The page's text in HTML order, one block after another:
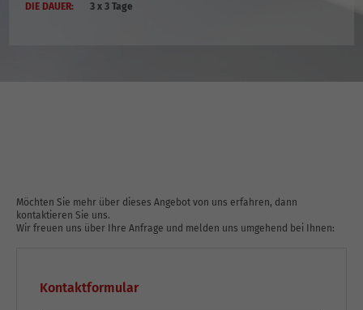
DIE DAUER: 3 x 3 Tage
Möchten Sie mehr über dieses Angebot von uns erfahren, dann
kontaktieren Sie uns.
Wir freuen uns über Ihre Anfrage und melden uns umgehend bei Ihnen:
Kontaktformular